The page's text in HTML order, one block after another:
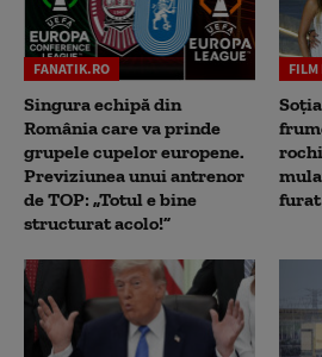
FANATIK.RO
Singura echipă din
România care va prinde
grupele cupelor europene.
Previziunea unui antrenor
de TOP: „Totul e bine
structurat acolo!”
FILM
furat